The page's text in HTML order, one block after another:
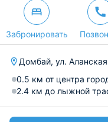
Забронировать
Домбай, ул.
0.5 км от центра
2.4 км до лыжной